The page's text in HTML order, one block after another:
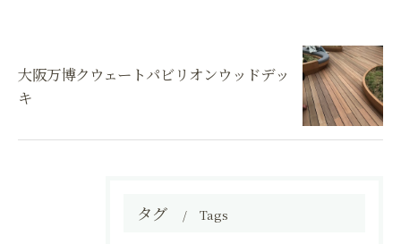
大阪万博クウェートパビリオンウッドデッ
キ
タグ Tags